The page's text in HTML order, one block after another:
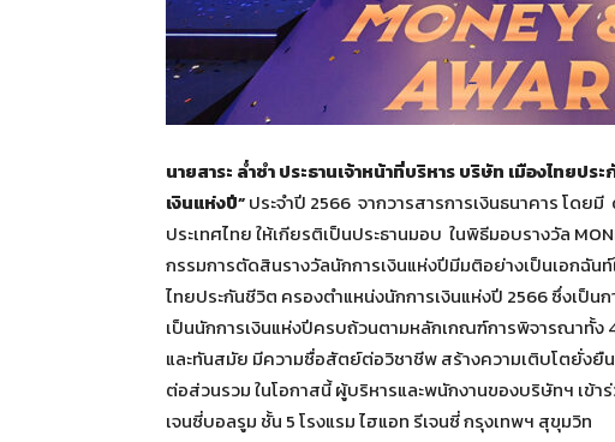
นายสาระ ล่ำซำ ประธานเจ้าหน้าที่บริหาร บริษัท เมืองไทยป
เงินแห่งปี”ประจำปี 2566 จากวารสารการเงินธนาคาร โด
ประเทศไทย ให้เกียรติเป็นประธานมอบ ในพิธีมอบรางวัล
กรรมการตัดสินรางวัลนักการเงินแห่งปีมีมติอย่างเป็นเอกฉันท์
ไทยประกันชีวิต ครองตำแหน่งนักการเงินแห่งปี 2566 ซึ่งเป็
เป็นนักการเงินแห่งปีครบถ้วนตามหลักเกณฑ์การพิจารณาทั้ง
และทันสมัย มีความซื่อสัตย์ต่อวิชาชีพ สร้างความเติบโตยั่ง
ต่อส่วนรวม ในโอกาสนี้ ผู้บริหารและพนักงานของบริษัทฯ เ
เจนซี่บอลรูม ชั้น 5 โรงแรม ไฮแอท รีเจนซี่ กรุงเทพฯ สุขุมวิท